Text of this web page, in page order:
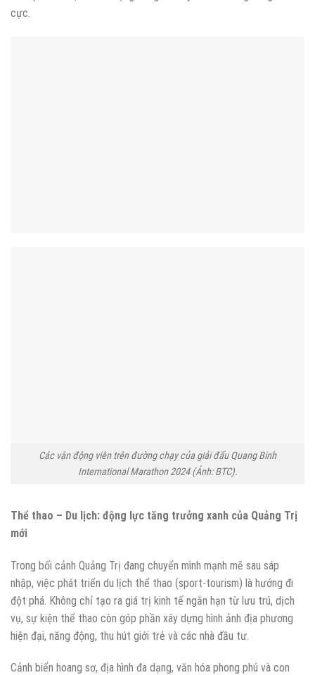
cực.
Các vận động viên trên đường chạy của giải đấu Quang Binh
International Marathon 2024 (Ảnh: BTC).
Thể thao – Du lịch: động lực tăng trưởng xanh của Quảng Trị
mới
Trong bối cảnh Quảng Trị đang chuyển mình mạnh mẽ sau sáp
nhập, việc phát triển du lịch thể thao (sport-tourism) là hướng đi
đột phá. Không chỉ tạo ra giá trị kinh tế ngắn hạn từ lưu trú, dịch
vụ, sự kiện thể thao còn góp phần xây dựng hình ảnh địa phương
hiện đại, năng động, thu hút giới trẻ và các nhà đầu tư.
Cảnh biển hoang sơ, địa hình đa dạng, văn hóa phong phú và con